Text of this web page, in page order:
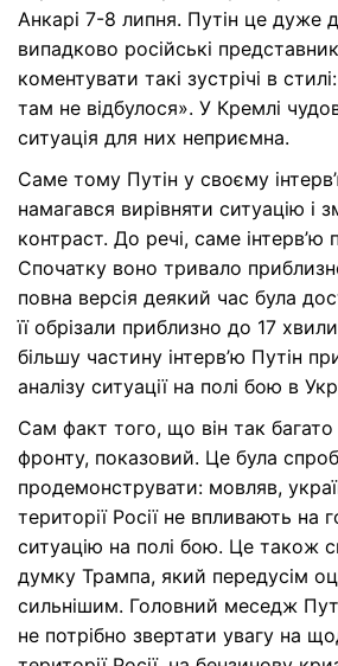
Анкарі 7-8 липня. Путін це дуже
випадково російські
коментувати такі зустрічі в
там не відбулося». У Кремлі
ситуація для них неприємна.
Саме тому Путін у своєму
намагався вирівняти ситуацію і
контраст. До речі, саме інтерв’ю
Спочатку воно тривало
повна версія деякий час була
її обрізали приблизно до 17
більшу частину інтерв’ю Путін
аналізу ситуації на полі бою в
Сам факт того, що він так багато
фронту, показовий. Це була
продемонструвати: мовляв,
території Росії не впливають на
ситуацію на полі бою. Це також
думку Трампа, який передусім
сильнішим. Головний меседж
не потрібно звертати увагу на